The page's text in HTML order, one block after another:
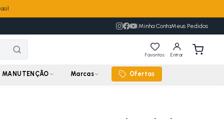
|Minha ContaMeus Pedidos
Favoritos Entrar
MANUTENÇÃO Marcas Ofertas